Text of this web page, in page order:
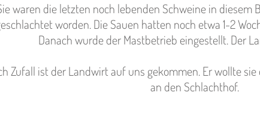
waren die letzten noch lebenden Schweine in diesem
worden. Die Sauen hatten noch etwa 1-2
Danach wurde der Mastbetrieb eingestellt. Der
Zufall ist der Landwirt auf uns gekommen. Er wollte
an den Schlachthof.